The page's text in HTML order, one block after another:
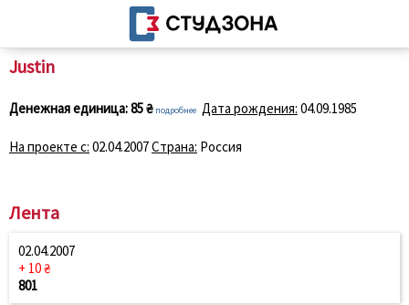
Justin
Денежная единица:85 ₴ подробнее Дата рождения: 04.09.1985
На проекте с: 02.04.2007Страна: Россия
Лента
02.04.2007
+ 10 ₴
801